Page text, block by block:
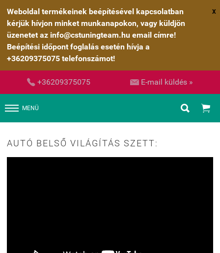
Weboldal termékeinek beépítésével kapcsolatban
kérjük hívjon minket munkanapokon, vagy küldjön
üzenetet az info@cstuningteam.hu email címre!
Beépítési időpont foglalás esetén hívja a
+36209375075 telefonszámot!
X
 +36209375075  E-mail küldés »
MENÜ  
AUTÓ BELSŐ VILÁGÍTÁS SZETT: